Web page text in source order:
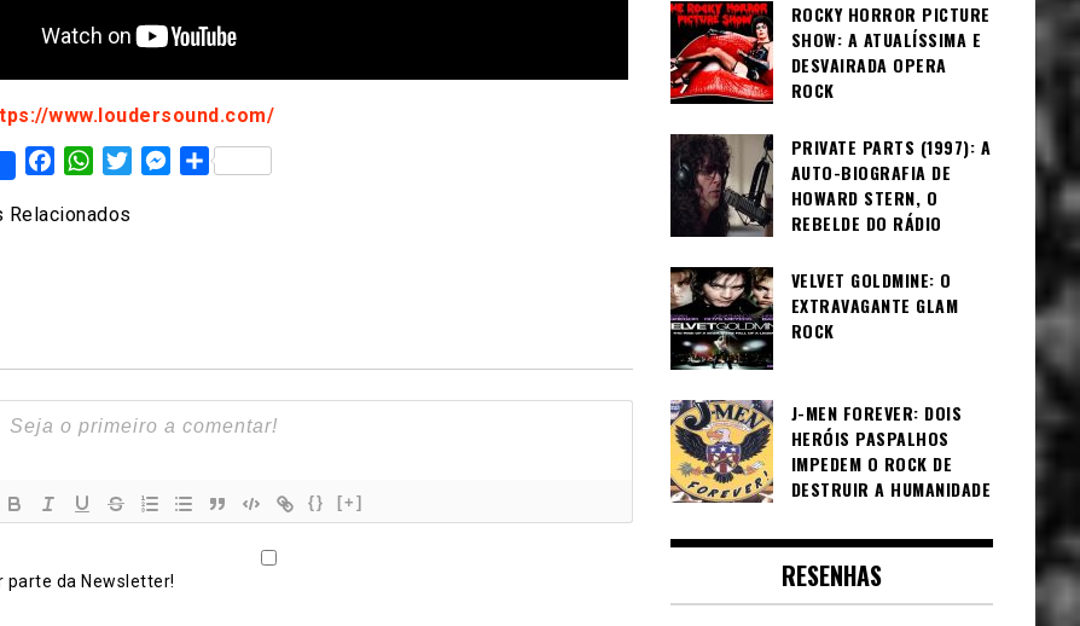
www.loudersound.com/
FacebookWhatsAppTwitterMessenger
Share
Relacionados
{} [+]
parte da Newsletter!
ROCKY HORROR PICTURE
SHOW: A ATUALÍSSIMA E
DESVAIRADA OPERA
ROCK
PRIVATE PARTS (1997): A
AUTO-BIOGRAFIA DE
HOWARD STERN, O
REBELDE DO RÁDIO
VELVET GOLDMINE: O
EXTRAVAGANTE GLAM
ROCK
J-MEN FOREVER: DOIS
HERÓIS PASPALHOS
IMPEDEM O ROCK DE
DESTRUIR A HUMANIDADE
RESENHAS